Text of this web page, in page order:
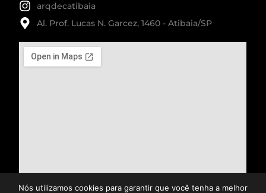
arqdecatibaia
Al. Prof. Lucas N. Garcez, 1460 - Atibaia/SP
Nós utilizamos cookies para garantir que você tenha a melhor